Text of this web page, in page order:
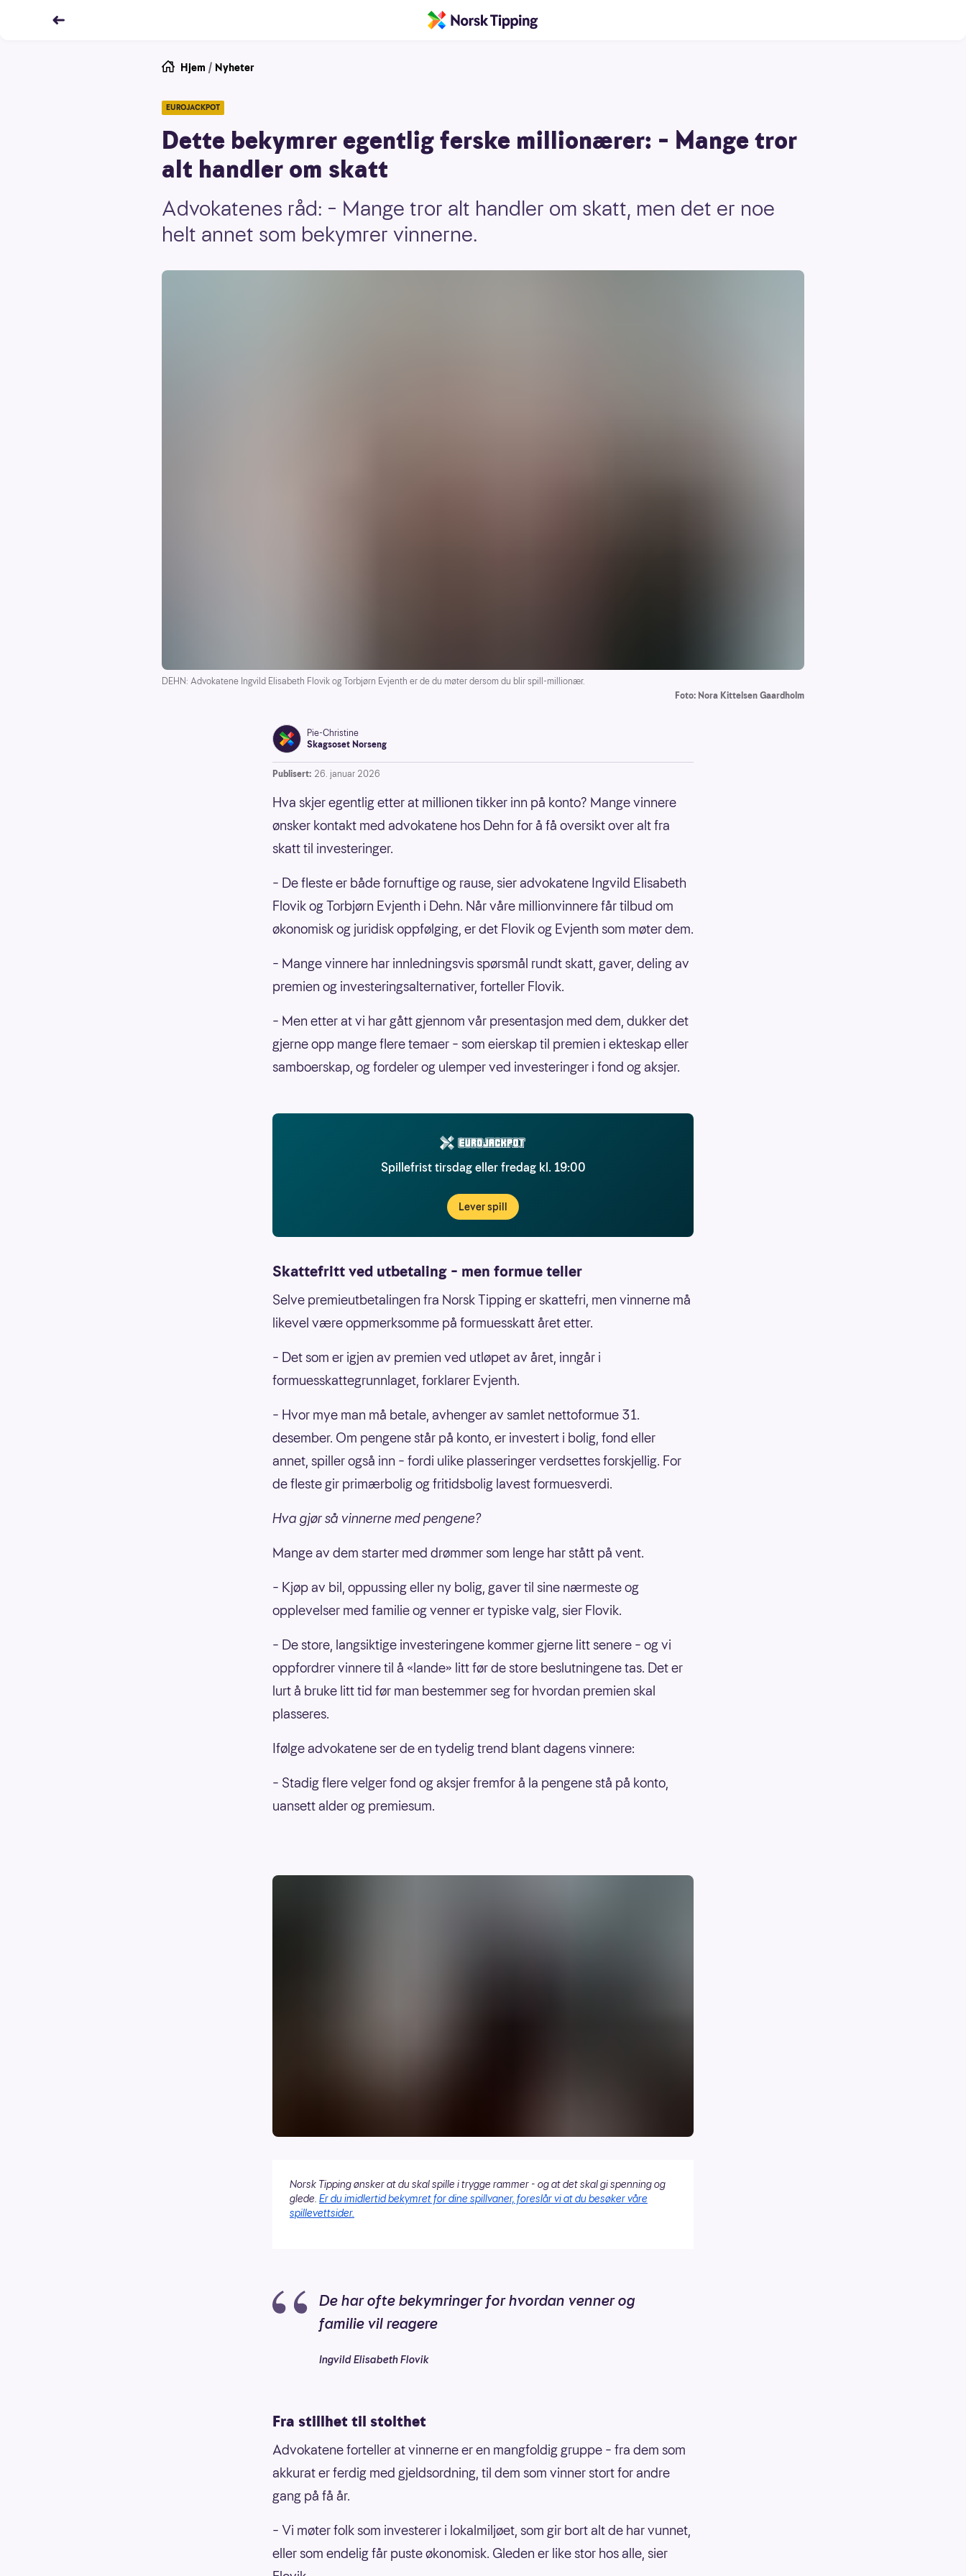
Hjem / Nyheter
EUROJACKPOT
Dette bekymrer egentlig ferske millionærer: – Mange tror
alt handler om skatt
Advokatenes råd: – Mange tror alt handler om skatt, men det er noe
helt annet som bekymrer vinnerne.
DEHN: Advokatene Ingvild Elisabeth Flovik og Torbjørn Evjenth er de du møter dersom du blir spill-millionær.
Foto: Nora Kittelsen Gaardholm
Pie-Christine
Skagsoset Norseng
Publisert: 26. januar 2026
Hva skjer egentlig etter at millionen tikker inn på konto? Mange vinnere
ønsker kontakt med advokatene hos Dehn for å få oversikt over alt fra
skatt til investeringer.
– De fleste er både fornuftige og rause, sier advokatene Ingvild Elisabeth
Flovik og Torbjørn Evjenth i Dehn. Når våre millionvinnere får tilbud om
økonomisk og juridisk oppfølging, er det Flovik og Evjenth som møter dem.
– Mange vinnere har innledningsvis spørsmål rundt skatt, gaver, deling av
premien og investeringsalternativer, forteller Flovik.
– Men etter at vi har gått gjennom vår presentasjon med dem, dukker det
gjerne opp mange flere temaer – som eierskap til premien i ekteskap eller
samboerskap, og fordeler og ulemper ved investeringer i fond og aksjer.
Spillefrist tirsdag eller fredag kl. 19:00
Lever spill
Skattefritt ved utbetaling – men formue teller
Selve premieutbetalingen fra Norsk Tipping er skattefri, men vinnerne må
likevel være oppmerksomme på formuesskatt året etter.
– Det som er igjen av premien ved utløpet av året, inngår i
formuesskattegrunnlaget, forklarer Evjenth.
– Hvor mye man må betale, avhenger av samlet nettoformue 31.
desember. Om pengene står på konto, er investert i bolig, fond eller
annet, spiller også inn – fordi ulike plasseringer verdsettes forskjellig. For
de fleste gir primærbolig og fritidsbolig lavest formuesverdi.
Hva gjør så vinnerne med pengene?
Mange av dem starter med drømmer som lenge har stått på vent.
– Kjøp av bil, oppussing eller ny bolig, gaver til sine nærmeste og
opplevelser med familie og venner er typiske valg, sier Flovik.
– De store, langsiktige investeringene kommer gjerne litt senere – og vi
oppfordrer vinnere til å «lande» litt før de store beslutningene tas. Det er
lurt å bruke litt tid før man bestemmer seg for hvordan premien skal
plasseres.
Ifølge advokatene ser de en tydelig trend blant dagens vinnere:
– Stadig flere velger fond og aksjer fremfor å la pengene stå på konto,
uansett alder og premiesum.
Norsk Tipping ønsker at du skal spille i trygge rammer - og at det skal gi spenning og
glede. Er du imidlertid bekymret for dine spillvaner, foreslår vi at du besøker våre
spillevettsider.
De har ofte bekymringer for hvordan venner og
familie vil reagere
Ingvild Elisabeth Flovik
Fra stillhet til stolthet
Advokatene forteller at vinnerne er en mangfoldig gruppe – fra dem som
akkurat er ferdig med gjeldsordning, til dem som vinner stort for andre
gang på få år.
– Vi møter folk som investerer i lokalmiljøet, som gir bort alt de har vunnet,
eller som endelig får puste økonomisk. Gleden er like stor hos alle, sier